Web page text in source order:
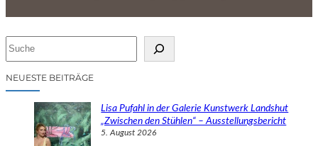
NEUESTE BEITRÄGE
Lisa Pufahl in der Galerie Kunstwerk Landshut
„Zwischen den Stühlen“ – Ausstellungsbericht
5. August 2026